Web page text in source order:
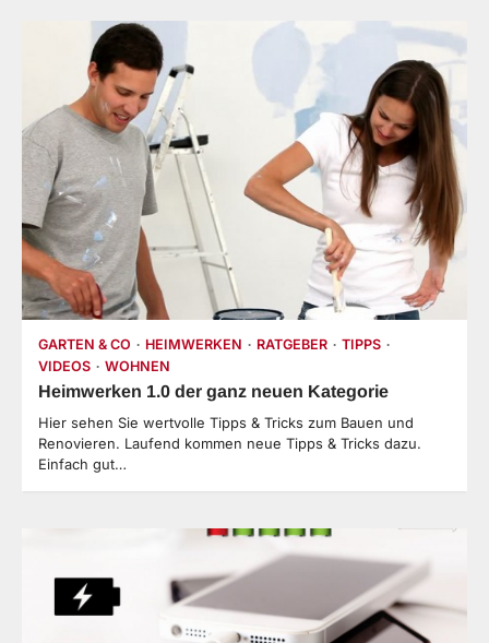
GARTEN & CO HEIMWERKEN RATGEBER
TIPPS
VIDEOS
WOHNEN
Heimwerken 1.0 der ganz neuen Kategorie
Hier sehen Sie wertvolle Tipps & Tricks zum Bauen und
Renovieren. Laufend kommen neue Tipps & Tricks dazu.
Einfach gut…